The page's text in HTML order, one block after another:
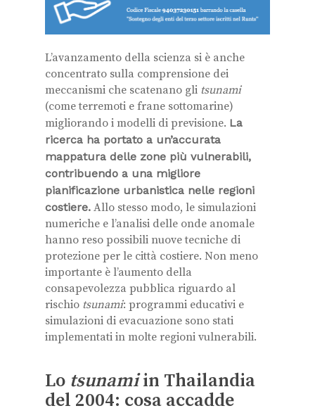
L’avanzamento della scienza si è anche
concentrato sulla comprensione dei
meccanismi che scatenano gli tsunami
(come terremoti e frane sottomarine)
migliorando i modelli di previsione. La
ricerca ha portato a un’accurata
mappatura delle zone più vulnerabili,
contribuendo a una migliore
pianificazione urbanistica nelle regioni
costiere. Allo stesso modo, le simulazioni
numeriche e l’analisi delle onde anomale
hanno reso possibili nuove tecniche di
protezione per le città costiere. Non meno
importante è l’aumento della
consapevolezza pubblica riguardo al
rischio tsunami: programmi educativi e
simulazioni di evacuazione sono stati
implementati in molte regioni vulnerabili.
Lo tsunamiin Thailandia
del 2004: cosa accadde